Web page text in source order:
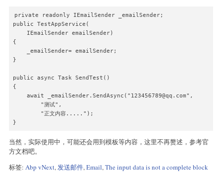
private readonly IEmailSender _emailSender;
public TestAppService(
    IEmailSender emailSender)
{
    _emailSender= emailSender;
}
public async Task SendTest()
{
    await _emailSender.SendAsync("123456789@qq.com",
        "测试",
        "正文内容.....");
当然，实际使用中，可能还会用到模板等内容，这里不再赘述，参考官
方文档吧。
标签: Abp vNext,发送邮件,Email,The input data is not a complete block